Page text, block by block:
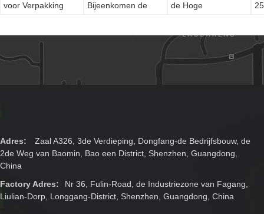
voor Verpakking
Bijeenkomen de
de Hoge
Kleding/Juwelen
Adres:
Zaal A326, 3de Verdieping, Dongfang-de Bedrijfsbouw, de
2de Weg van Baomin, Bao een District, Shenzhen, Guangdong,
China
Factory Adres:
Nr 36, Fulin-Road, de Industriezone van Fagang,
Liulian-Dorp, Longgang-District, Shenzhen, Guangdong, China